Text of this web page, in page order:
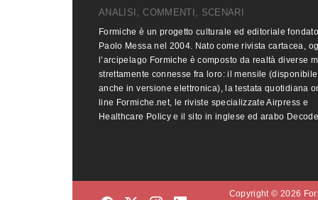
ANALISI, COMMENTI, SCENARI
Formiche è un progetto culturale ed editoriale
Paolo Messa nel 2004. Nato come rivista cartacea,
l’arcipelago Formiche è composto da realtà diverse
strettamente connesse fra loro: il mensile (disponibile
anche in versione elettronica), la testata quotidiana
line Formiche.net, le riviste specializzate Airpress e
Healthcare Policy e il sito in inglese ed arabo
Copyright © 2026